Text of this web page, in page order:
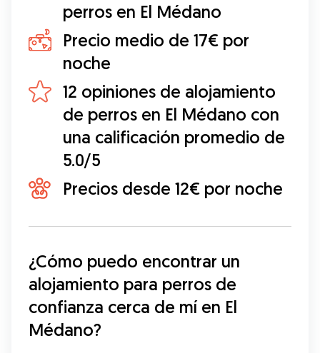
perros en El Médano
Precio medio de 17€ por
noche
12 opiniones de alojamiento
de perros en El Médano con
una calificación promedio de
5.0/5
Precios desde 12€ por noche
¿Cómo puedo encontrar un
alojamiento para perros de
confianza cerca de mí en El
Médano?